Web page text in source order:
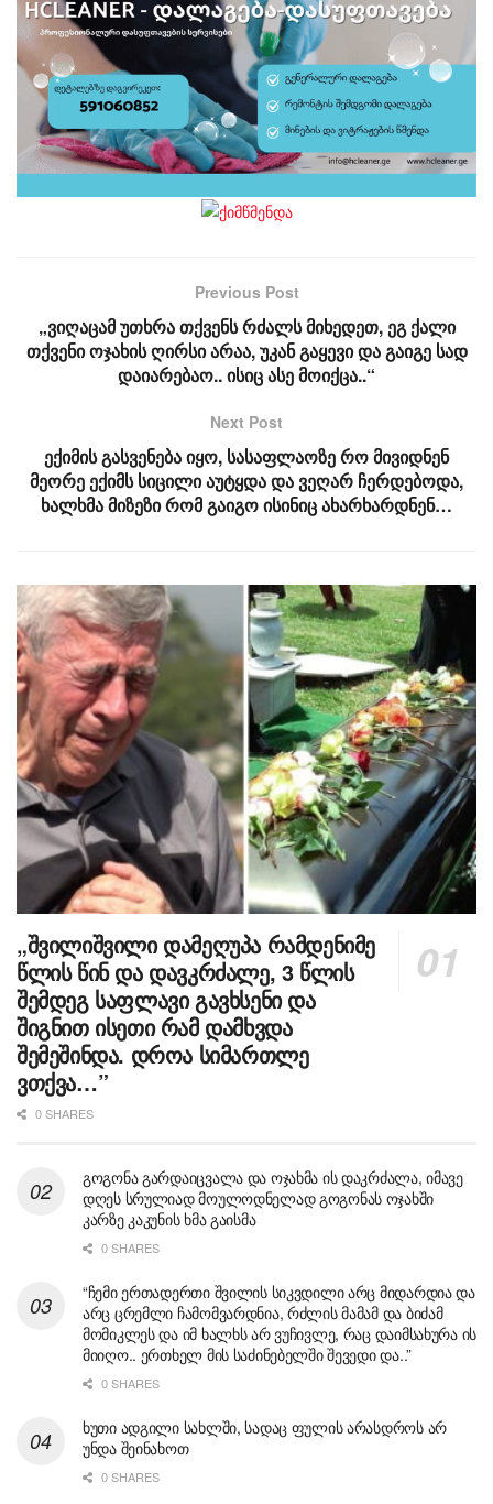
Previous Post
„ვიღაცამ უთხრა თქვენს რძალს მიხედეთ, ეგ ქალი
თქვენი ოჯახის ღირსი არაა, უკან გაყევი და გაიგე სად
დაიარებაო.. ისიც ასე მოიქცა..“
Next Post
ექიმის გასვენება იყო, სასაფლაოზე რო მივიდნენ
მეორე ექიმს სიცილი აუტყდა და ვეღარ ჩერდებოდა,
ხალხმა მიზეზი რომ გაიგო ისინიც ახარხარდნენ…
„შვილიშვილი დამეღუპა რამდენიმე
წლის წინ და დავკრძალე, 3 წლის
შემდეგ საფლავი გავხსენი და
შიგნით ისეთი რამ დამხვდა
შემეშინდა. დროა სიმართლე
ვთქვა…”
0 SHARES
გოგონა გარდაიცვალა და ოჯახმა ის დაკრძალა, იმავე
დღეს სრულიად მოულოდნელად გოგონას ოჯახში
კარზე კაკუნის ხმა გაისმა
0 SHARES
“ჩემი ერთადერთი შვილის სიკვდილი არც მიდარდია და
არც ცრემლი ჩამომვარდნია, რძლის მამამ და ბიძამ
მომიკლეს და იმ ხალხს არ ვუჩივლე, რაც დაიმსახურა ის
მიიღო.. ერთხელ მის საძინებელში შევედი და..”
0 SHARES
ხუთი ადგილი სახლში, სადაც ფულის არასდროს არ
უნდა შეინახოთ
0 SHARES